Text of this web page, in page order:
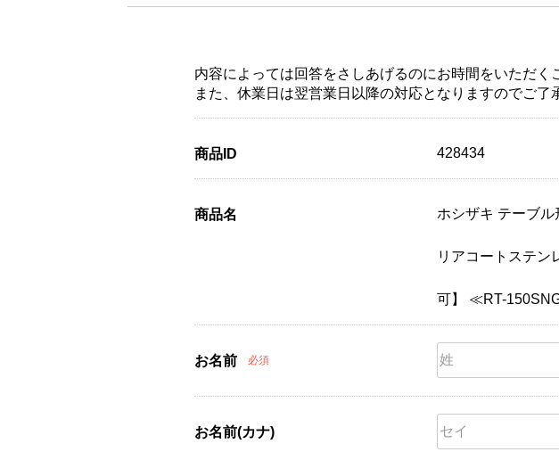
内容によっては回答をさしあげるのにお時間をいただく
また、休業日は翌営業日以降の対応となりますのでご了
商品ID 428434
商品名 ホシザキ テーブ
リアコートステン
可】 ≪RT-
お名前 必須
お名前(カナ)